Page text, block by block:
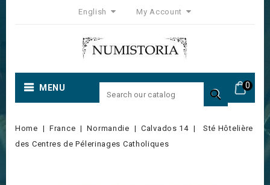
English My Account
0
MENU 
Home France Normandie Calvados 14
Sté Hôtelière
des Centres de Pélerinages Catholiques